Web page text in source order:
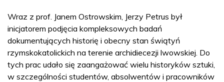
Wraz z prof. Janem Ostrowskim, Jerzy Petrus był
inicjatorem podjęcia kompleksowych badań
dokumentujących historię i obecny stan świątyń
rzymskokatolickich na terenie archidiecezji lwowskiej. Do
tych prac udało się zaangażować wielu historyków sztuki,
w szczególności studentów, absolwentów i pracowników